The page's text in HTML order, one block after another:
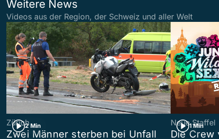
Weitere News
Videos aus der Region, der Schweiz und aller Welt
2 Min
Zürich
Zwei Männer sterben bei Unfall
1 Min
Neue Staffel
Die Crew